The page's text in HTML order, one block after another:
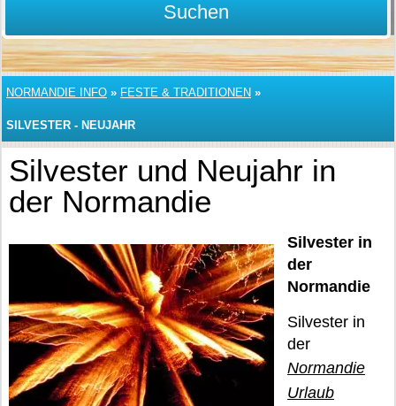
Suchen
NORMANDIE INFO » FESTE & TRADITIONEN »
SILVESTER - NEUJAHR
Silvester und Neujahr in
der Normandie
Silvester in
der
Normandie
Silvester in
der
Normandie
Urlaub